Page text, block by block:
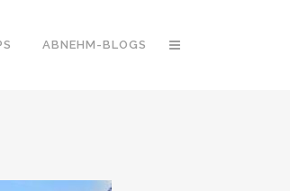
ABNEHM-BLOGS